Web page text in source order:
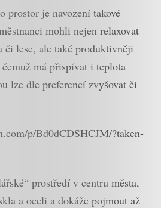
prostor je navození takové
mohli nejen relaxovat
či lese, ale také produktivněji
má přispívat i teplota
lze dle preferencí zvyšovat či
p/Bd0dCDSHCJM/?taken-
prostředí v centru města,
a oceli a dokáže pojmout až